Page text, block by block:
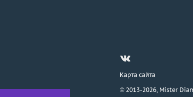
Карта сайта
© 2013-2026, Mister